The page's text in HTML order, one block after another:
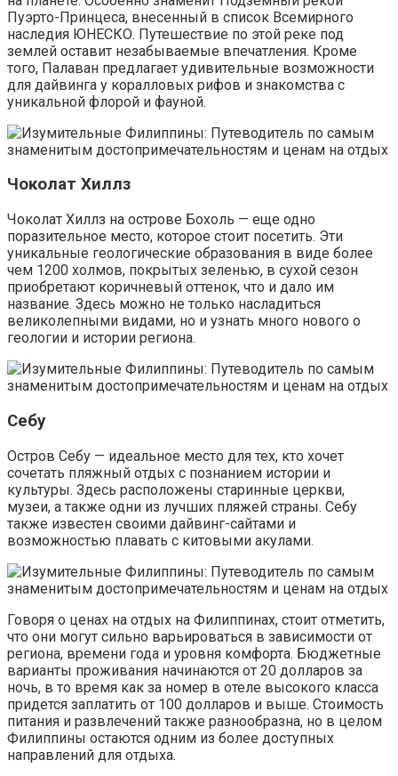
Пуэрто-Принцеса, внесенный в список Всемирного
наследия ЮНЕСКО. Путешествие по этой реке под
землей оставит незабываемые впечатления. Кроме
того, Палаван предлагает удивительные возможности
для дайвинга у коралловых рифов и знакомства с
уникальной флорой и фауной.
Чоколат Хиллз
Чоколат Хиллз на острове Бохоль — еще одно
поразительное место, которое стоит посетить. Эти
уникальные геологические образования в виде более
чем 1200 холмов, покрытых зеленью, в сухой сезон
приобретают коричневый оттенок, что и дало им
название. Здесь можно не только насладиться
великолепными видами, но и узнать много нового о
геологии и истории региона.
Себу
Остров Себу — идеальное место для тех, кто хочет
сочетать пляжный отдых с познанием истории и
культуры. Здесь расположены старинные церкви,
музеи, а также одни из лучших пляжей страны. Себу
также известен своими дайвинг-сайтами и
возможностью плавать с китовыми акулами.
Говоря о ценах на отдых на Филиппинах, стоит отметить,
что они могут сильно варьироваться в зависимости от
региона, времени года и уровня комфорта. Бюджетные
варианты проживания начинаются от 20 долларов за
ночь, в то время как за номер в отеле высокого класса
придется заплатить от 100 долларов и выше. Стоимость
питания и развлечений также разнообразна, но в целом
Филиппины остаются одним из более доступных
направлений для отдыха.